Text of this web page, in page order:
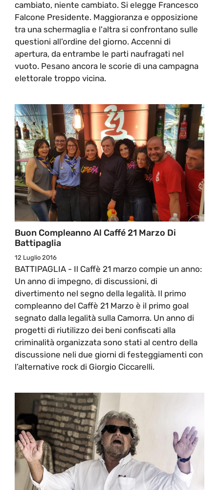
cambiato, niente cambiato. Si elegge Francesco
Falcone Presidente. Maggioranza e opposizione
tra una schermaglia e l'altra si confrontano sulle
questioni all’ordine del giorno. Accenni di
apertura, da entrambe le parti naufragati nel
vuoto. Pesano ancora le scorie di una campagna
elettorale troppo vicina.
Buon Compleanno Al Caffé 21 Marzo Di
Battipaglia
12 Luglio 2016
BATTIPAGLIA - Il Caffè 21 marzo compie un anno:
Un anno di impegno, di discussioni, di
divertimento nel segno della legalità. Il primo
compleanno del Caffè 21 Marzo è il primo goal
segnato dalla legalità sulla Camorra. Un anno di
progetti di riutilizzo dei beni confiscati alla
criminalità organizzata sono stati al centro della
discussione neli due giorni di festeggiamenti con
l’alternative rock di Giorgio Ciccarelli.